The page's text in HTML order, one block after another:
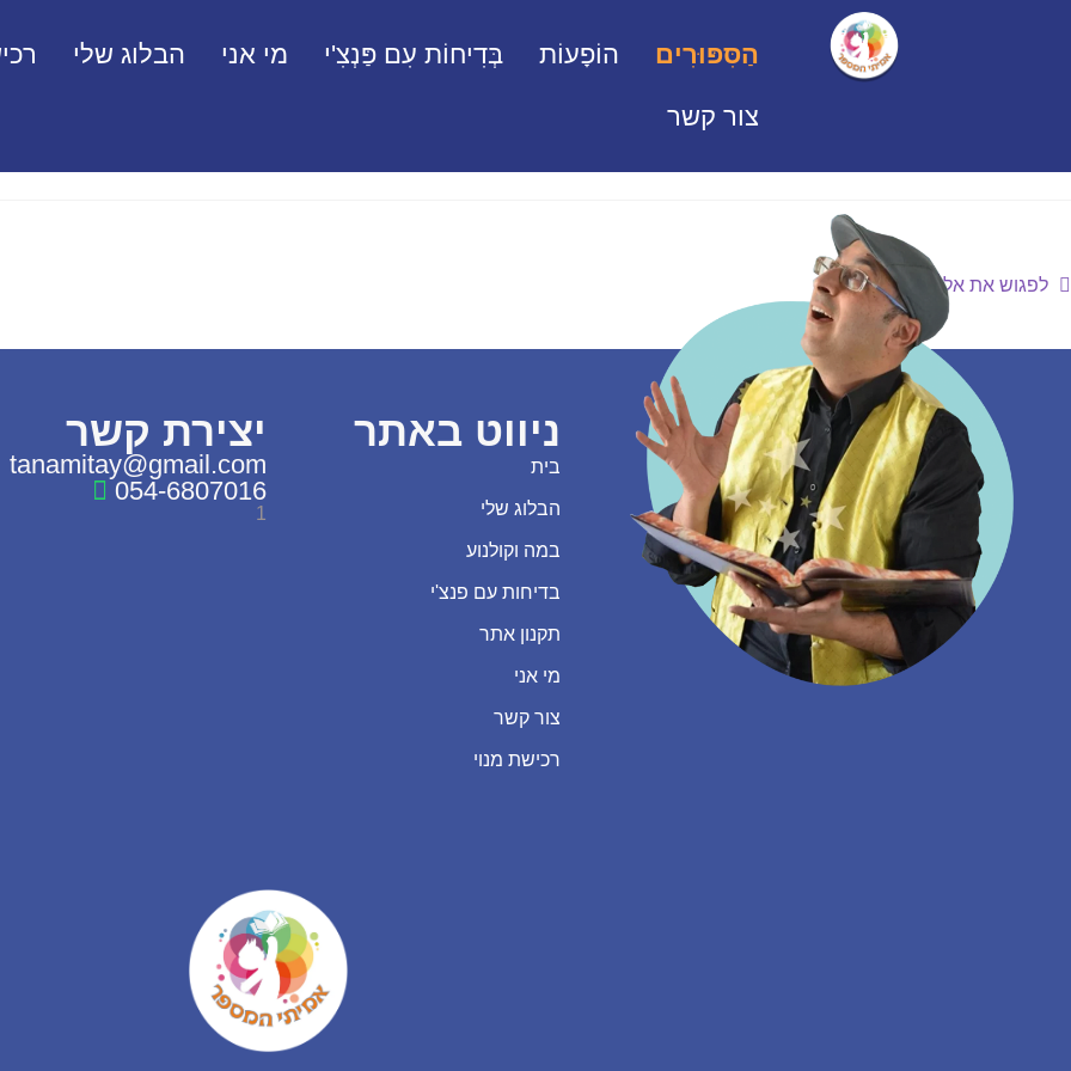
הַסִּפּוּרִים הוֹפָעוֹת בְּדִיחוֹת עִם פַּנְצִ'י מי אני הבלוג שלי
צור קשר
לפגוש את אליהו הנביא
ניווט באתר
בית
הבלוג שלי
במה וקולנוע
בדיחות עם פנצ'י
תקנון אתר
מי אני
צור קשר
רכישת מנוי
יצירת קשר
tanamitay@gmail.com
054-6807016
1